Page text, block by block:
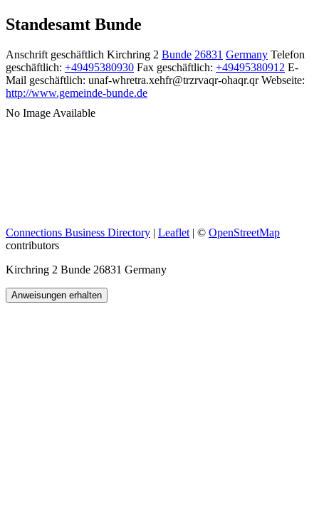
Standesamt Bunde
Anschrift geschäftlich Kirchring 2 Bunde 26831 Germany Telefon
geschäftlich: +49495380930 Fax geschäftlich: +49495380912 E-
Mail geschäftlich: unaf-whretra.xehfr@trzrvaqr-ohaqr.qr Webseite:
http://www.gemeinde-bunde.de
No Image Available
Connections Business Directory | Leaflet | © OpenStreetMap
contributors
Kirchring 2 Bunde 26831 Germany
Anweisungen erhalten